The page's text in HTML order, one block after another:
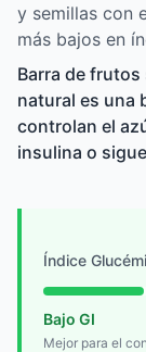
y semillas con
más bajos en
Barra de
natural es una
controlan el
insulina o
Índice
Bajo GI
Mejor para el